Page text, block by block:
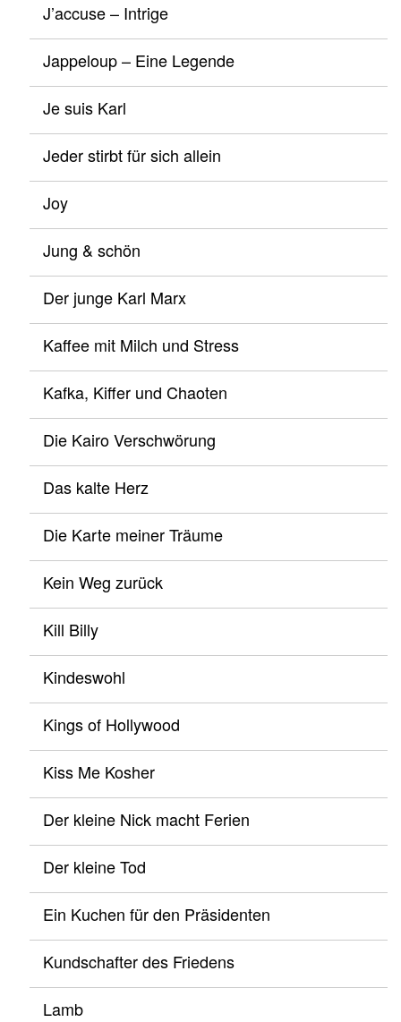
J’accuse – Intrige
Jappeloup – Eine Legende
Je suis Karl
Jeder stirbt für sich allein
Joy
Jung & schön
Der junge Karl Marx
Kaffee mit Milch und Stress
Kafka, Kiffer und Chaoten
Die Kairo Verschwörung
Das kalte Herz
Die Karte meiner Träume
Kein Weg zurück
Kill Billy
Kindeswohl
Kings of Hollywood
Kiss Me Kosher
Der kleine Nick macht Ferien
Der kleine Tod
Ein Kuchen für den Präsidenten
Kundschafter des Friedens
Lamb